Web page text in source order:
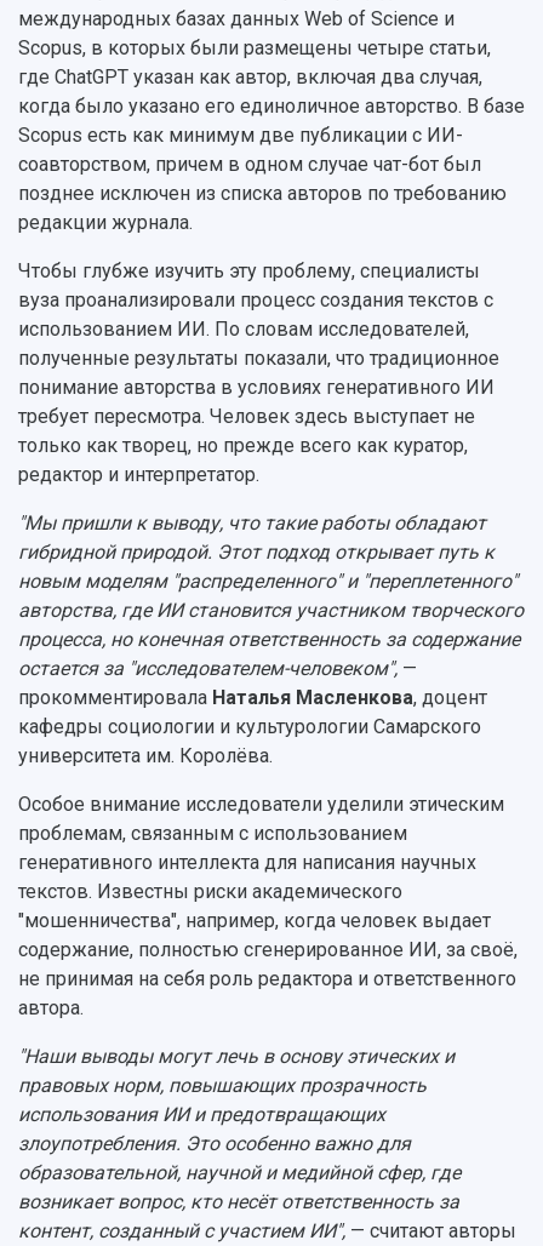
Аграрный карбоновый полигон
Архив
Фирменный стиль
Устойчивое развитие
Кампус
Музеи
Учебный аэродром
Центр истории авиационных двигателей
Ботанический сад
Умный дом бабочек
Международный межвузовский кампус
Сведения об образовательной организации
Официальные документы
Подготовительные курсы
Библиотека
Видеолекции
Противодействие COVID-19
Научно-технические разработки
Конкурсы научных проектов и грантов
Областной конкурс "Молодой учёный"
Отчеты о научно-исследовательской
деятельности
Журналы Самарского университета
Научные конференции
Патенты
Отчеты о проведенных конференциях
международных базах данных Web of Science и
Scopus, в которых были размещены четыре статьи,
где ChatGPT указан как автор, включая два случая,
когда было указано его единоличное авторство. В базе
Scopus есть как минимум две публикации с ИИ-
соавторством, причем в одном случае чат-бот был
позднее исключен из списка авторов по требованию
редакции журнала.
Чтобы глубже изучить эту проблему, специалисты
вуза проанализировали процесс создания текстов с
использованием ИИ. По словам исследователей,
полученные результаты показали, что традиционное
понимание авторства в условиях генеративного ИИ
требует пересмотра. Человек здесь выступает не
только как творец, но прежде всего как куратор,
редактор и интерпретатор.
"Мы пришли к выводу, что такие работы обладают
гибридной природой. Этот подход открывает путь к
новым моделям "распределенного" и "переплетенного"
авторства, где ИИ становится участником творческого
процесса, но конечная ответственность за содержание
остается за "исследователем-человеком", —
прокомментировала Наталья Масленкова, доцент
кафедры социологии и культурологии Самарского
университета им. Королёва.
Особое внимание исследователи уделили этическим
проблемам, связанным с использованием
генеративного интеллекта для написания научных
текстов. Известны риски академического
"мошенничества", например, когда человек выдает
содержание, полностью сгенерированное ИИ, за своё,
не принимая на себя роль редактора и ответственного
автора.
"Наши выводы могут лечь в основу этических и
правовых норм, повышающих прозрачность
использования ИИ и предотвращающих
злоупотребления. Это особенно важно для
образовательной, научной и медийной сфер, где
возникает вопрос, кто несёт ответственность за
контент, созданный с участием ИИ", — считают авторы